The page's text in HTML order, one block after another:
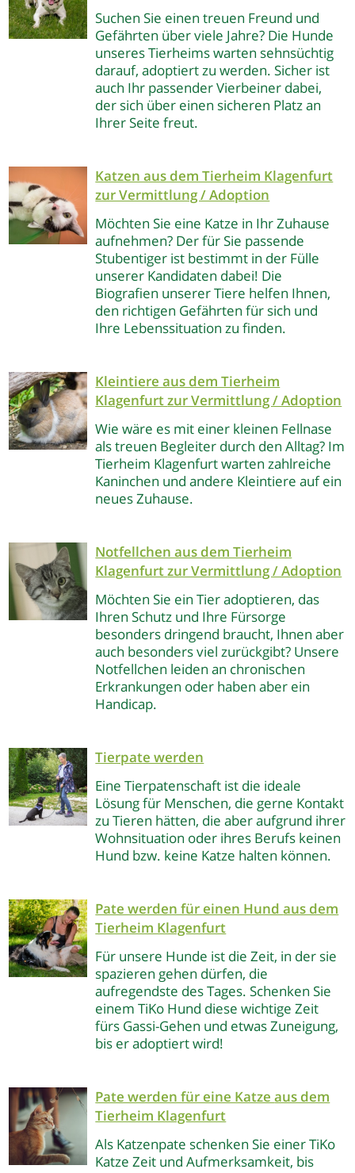
Suchen Sie einen treuen Freund und
Gefährten über viele Jahre? Die Hunde
unseres Tierheims warten sehnsüchtig
darauf, adoptiert zu werden. Sicher ist
auch Ihr passender Vierbeiner dabei,
der sich über einen sicheren Platz an
Ihrer Seite freut.
Katzen aus dem Tierheim Klagenfurt
zur Vermittlung / Adoption
Möchten Sie eine Katze in Ihr Zuhause
aufnehmen? Der für Sie passende
Stubentiger ist bestimmt in der Fülle
unserer Kandidaten dabei! Die
Biografien unserer Tiere helfen Ihnen,
den richtigen Gefährten für sich und
Ihre Lebenssituation zu finden.
Kleintiere aus dem Tierheim
Klagenfurtzur Vermittlung / Adoption
Wie wäre es mit einer kleinen Fellnase
als treuen Begleiter durch den Alltag? Im
Tierheim Klagenfurt warten zahlreiche
Kaninchen und andere Kleintiere auf ein
neues Zuhause.
Notfellchen aus dem Tierheim
Klagenfurtzur Vermittlung / Adoption
Möchten Sie ein Tier adoptieren, das
Ihren Schutz und Ihre Fürsorge
besonders dringend braucht, Ihnen aber
auch besonders viel zurückgibt? Unsere
Notfellchen leiden an chronischen
Erkrankungen oder haben aber ein
Handicap.
Tierpate werden
Eine Tierpatenschaft ist die ideale
Lösung für Menschen, die gerne Kontakt
zu Tieren hätten, die aber aufgrund ihrer
Wohnsituation oder ihres Berufs keinen
Hund bzw. keine Katze halten können.
Pate werden für einen Hundaus dem
Tierheim Klagenfurt
Für unsere Hunde ist die Zeit, in der sie
spazieren gehen dürfen, die
aufregendste des Tages. Schenken Sie
einem TiKo Hund diese wichtige Zeit
fürs Gassi-Gehen und etwas Zuneigung,
bis er adoptiert wird!
Pate werden für eine Katzeaus dem
Tierheim Klagenfurt
Als Katzenpate schenken Sie einer TiKo
Katze Zeit und Aufmerksamkeit, bis